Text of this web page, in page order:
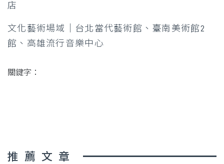
店​
文化藝術場域｜台北當代藝術館、臺南美術館2
館、高雄流行音樂中心
關鍵字：
推薦文章